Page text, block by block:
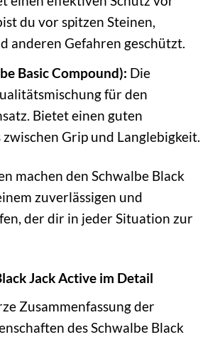
du vor spitzen Steinen,
anderen Gefahren geschützt.
Basic Compound): Die
für den
Bietet einen guten
Grip und Langlebigkeit.
machen den Schwalbe Black
zuverlässigen und
der dir in jeder Situation zur
Jack Active im Detail
Zusammenfassung der
des Schwalbe Black